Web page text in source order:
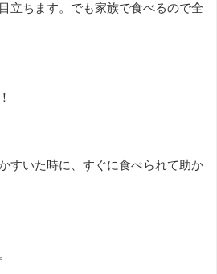
立ちます。でも家族で食べるので全
すいた時に、すぐに食べられて助か